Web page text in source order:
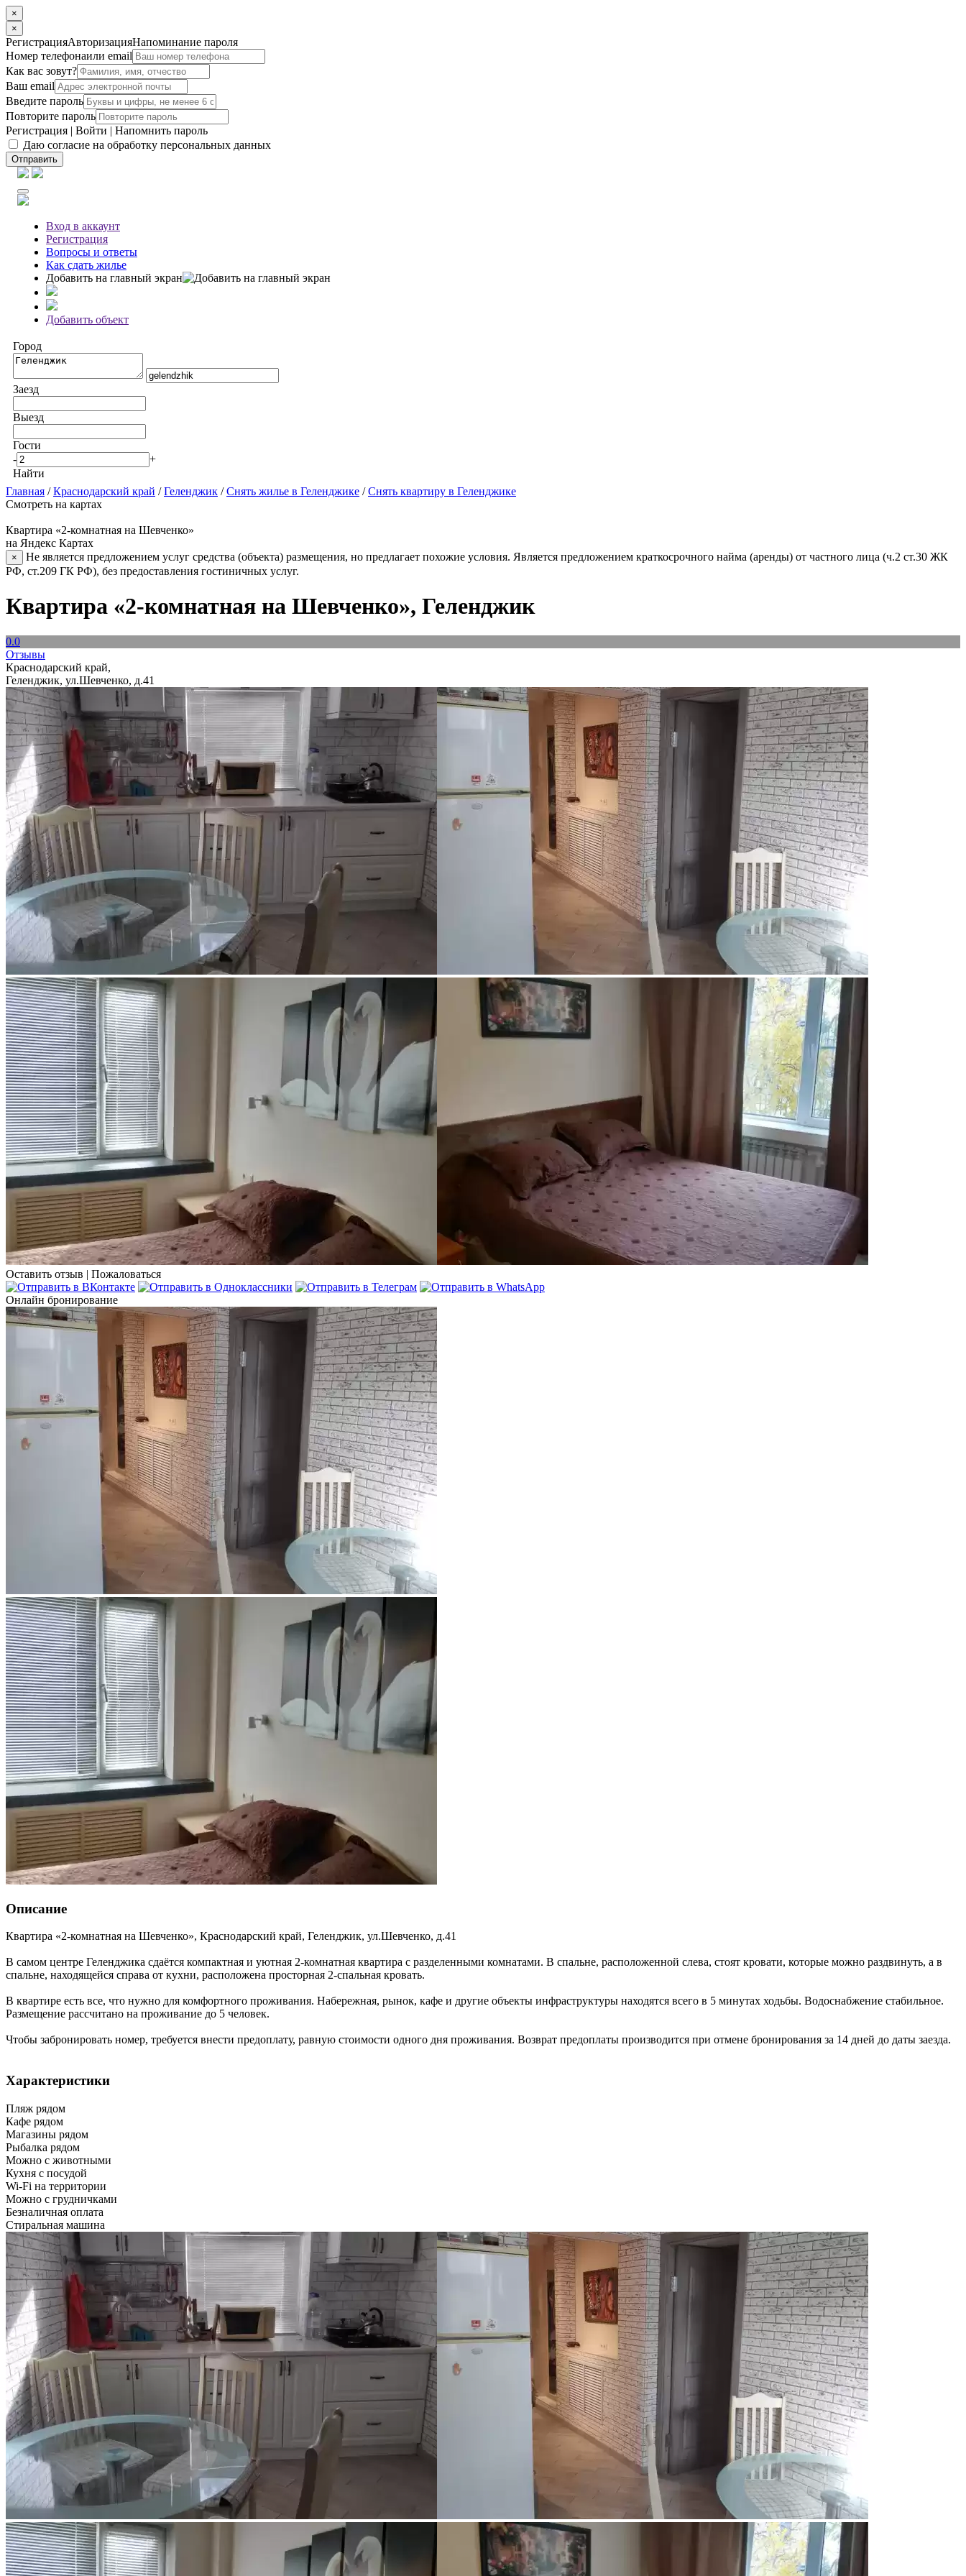
×
×
РегистрацияАвторизацияНапоминание пароля
Номер телефонаили email
Как вас зовут?
Ваш email
Введите пароль
Повторите пароль
Регистрация | Войти | Напомнить пароль
Даю согласие на обработку персональных данных
Отправить
Вход в аккаунт
Регистрация
Вопросы и ответы
Как сдать жилье
Добавить на главный экран
Добавить объект
Город
Заезд
Выезд
Гости
-
+
Найти
Главная /Краснодарский край /Геленджик /Снять жилье в Геленджике /Снять квартиру в Геленджике
Смотреть на картах
Квартира «2-комнатная на Шевченко»
на Яндекс Картах
×
Не является предложением услуг средства (объекта) размещения, но предлагает похожие условия. Является предложением краткосрочного найма (аренды) от частного лица (ч.2 ст.30 ЖК
РФ, ст.209 ГК РФ), без предоставления гостиничных услуг.
Квартира «2-комнатная на Шевченко», Геленджик
0.0
Отзывы
Краснодарский край,
Геленджик, ул.Шевченко, д.41
Оставить отзыв | Пожаловаться
Онлайн бронирование
Описание
Квартира «2-комнатная на Шевченко», Краснодарский край, Геленджик, ул.Шевченко, д.41
В самом центре Геленджика сдаётся компактная и уютная 2-комнатная квартира с разделенными комнатами. В спальне, расположенной слева, стоят кровати, которые можно раздвинуть, а в
спальне, находящейся справа от кухни, расположена просторная 2-спальная кровать.
В квартире есть все, что нужно для комфортного проживания. Набережная, рынок, кафе и другие объекты инфраструктуры находятся всего в 5 минутах ходьбы. Водоснабжение стабильное.
Размещение рассчитано на проживание до 5 человек.
Чтобы забронировать номер, требуется внести предоплату, равную стоимости одного дня проживания. Возврат предоплаты производится при отмене бронирования за 14 дней до даты заезда.
Характеристики
Пляж рядом
Кафе рядом
Магазины рядом
Рыбалка рядом
Можно с животными
Кухня с посудой
Wi-Fi на территории
Можно с грудничками
Безналичная оплата
Стиральная машина